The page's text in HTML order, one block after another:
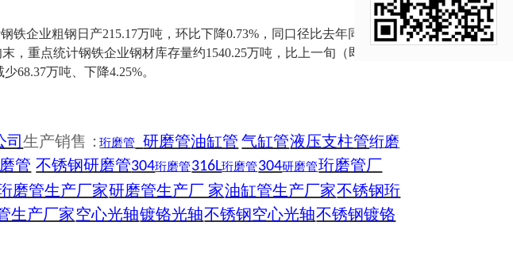
铁企业粗钢日产215.17万吨，环比下降0.73%，同口径比去年同期下降
，重点统计钢铁企业钢材库存量约1540.25万吨，比上一旬（即6月下
68.37万吨、下降4.25%。
司生产销售：珩磨管 研磨管油缸管 气缸管液压支柱管绗磨
管 不锈钢研磨管304珩磨管316L珩磨管304研磨管珩磨管厂
磨管生产厂家研磨管生产厂 家油缸管生产厂家不锈钢珩
生产厂家空心光轴镀铬光轴不锈钢空心光轴不锈钢镀铬